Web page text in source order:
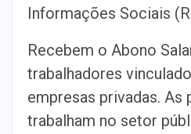
Informações Sociais
Recebem o Abono
trabalhadores
empresas privadas. As
trabalham no setor